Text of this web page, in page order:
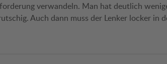
verwandeln. Man hat deutlich
Auch dann muss der Lenker locker in